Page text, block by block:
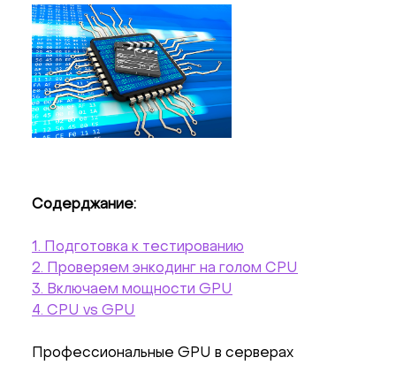
Содерджание:
1. Подготовка к тестированию
2. Проверяем энкодинг на голом CPU
3. Включаем мощности GPU
4. CPU vs GPU
Профессиональные GPU в серверах